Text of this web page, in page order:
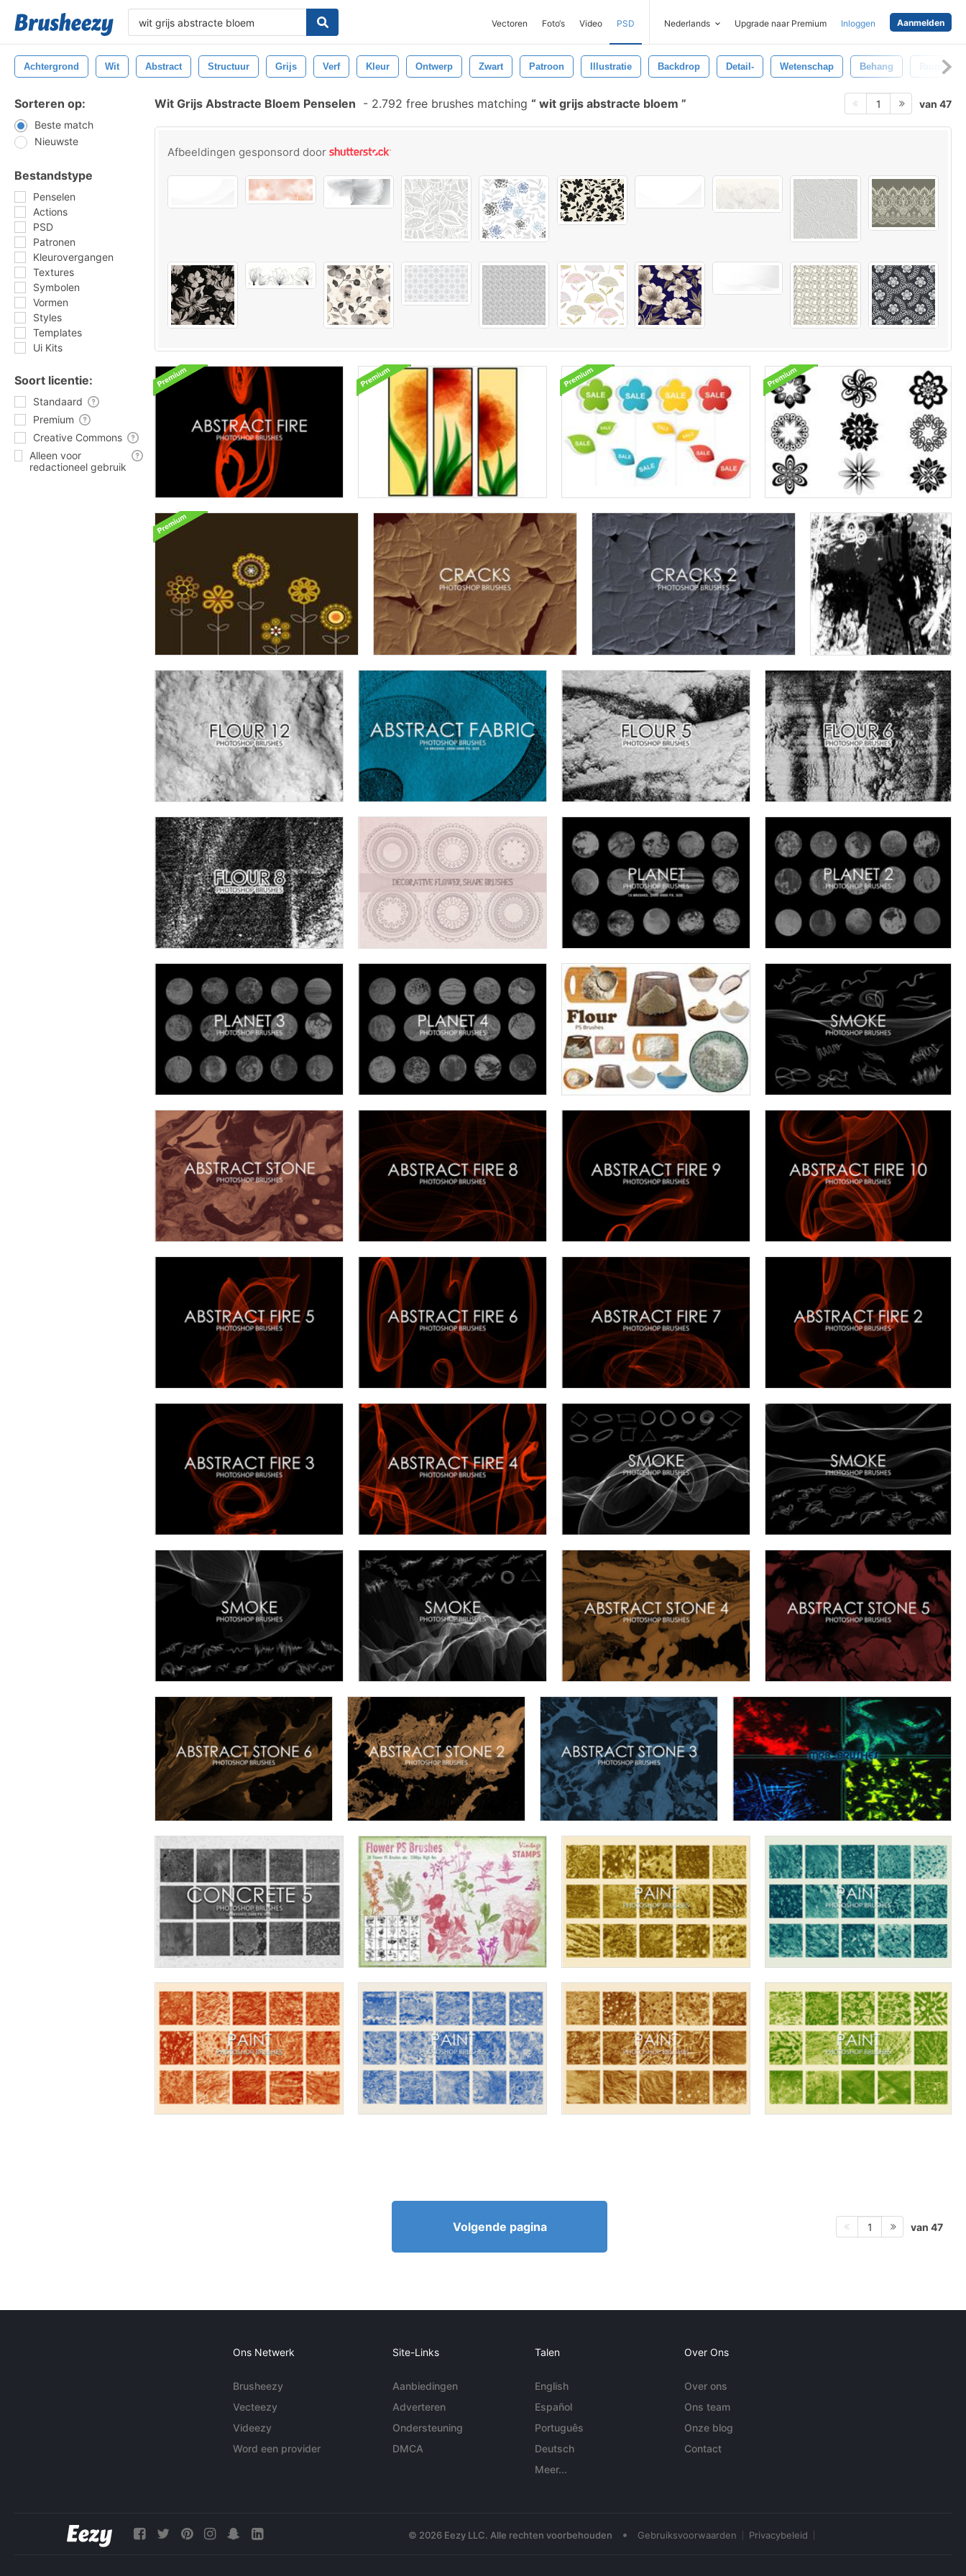
Vectoren Foto‘s Video PSD Nederlands Upgrade naar Premium Inloggen Aanmelden
Achtergrond Wit Abstract Structuur Grijs Verf Kleur Ontwerp Zwart Patroon Illustratie Backdrop Detail- Wetenschap Behang Ruimte
Sorteren op:
Beste match
Nieuwste
Bestandstype
Penselen
Actions
PSD
Patronen
Kleurovergangen
Textures
Symbolen
Vormen
Styles
Templates
Ui Kits
Soort licentie:
Standaard
Premium
Creative Commons
Alleen voor
redactioneel gebruik
Wit Grijs Abstracte Bloem Penselen - 2.792 free brushes matching wit grijs abstracte bloem 1 van 47
Afbeeldingen gesponsord door
Volgende pagina 1 van 47
Ons Netwerk
Brusheezy
Vecteezy
Videezy
Word een provider
Site-Links
Aanbiedingen
Adverteren
Ondersteuning
DMCA
Talen
English
Español
Português
Deutsch
Meer...
Over Ons
Over ons
Ons team
Onze blog
Contact
© 2026 Eezy LLC. Alle rechten voorbehouden • Gebruiksvoorwaarden Privacybeleid